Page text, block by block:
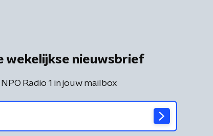
wekelijkse nieuwsbrief
Radio 1 in jouw mailbox